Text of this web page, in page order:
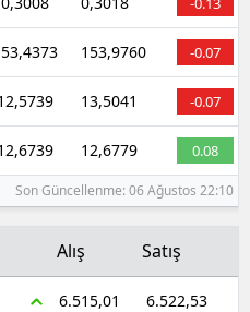
153,9760 -0.07
13,5041 -0.07
12,6779 0.08
Son Güncellenme: 06 Ağustos 22:10
Alış Satış
6.515,01 6.522,53